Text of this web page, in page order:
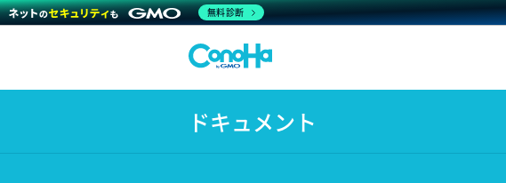
ドキュメント
無料診断